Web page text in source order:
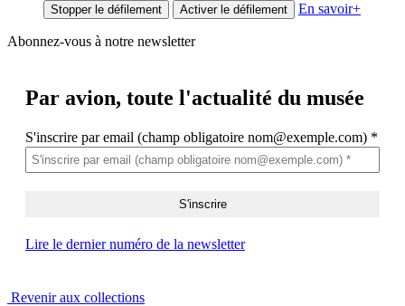
Stopper le défilement Activer le défilement En savoir+
Abonnez-vous à notre newsletter
Par avion, toute l'actualité du musée
S'inscrire par email (champ obligatoire nom@exemple.com) *
Lire le dernier numéro de la newsletter
Revenir aux collections